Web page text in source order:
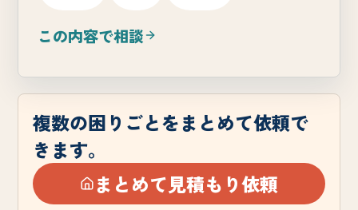
この内容で相談
複数の困りごとをまとめて依頼で
きます。
まとめて見積もり依頼